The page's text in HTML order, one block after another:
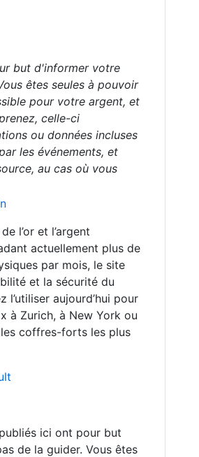
but d'informer votre
êtes seules à pouvoir
pour votre argent, et
celle-ci
ou données incluses
les événements, et
au cas où vous
l’or et l’argent
actuellement plus de
par mois, le site
et la sécurité du
l’utiliser aujourd’hui pour
à Zurich, à New York ou
coffres-forts les plus
ici ont pour but
de la guider. Vous êtes